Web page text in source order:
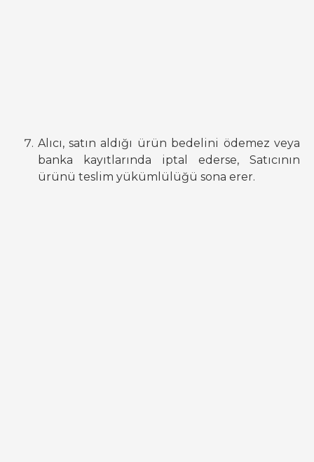
Alıcı, satın aldığı ürün bedelini ödemez veya
banka kayıtlarında iptal ederse, Satıcının
ürünü teslim yükümlülüğü sona erer.